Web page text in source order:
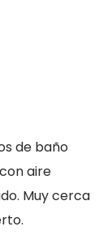
de baño
aire
Muy cerca